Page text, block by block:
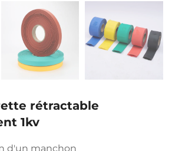
rétractable
1kv
d'un manchon